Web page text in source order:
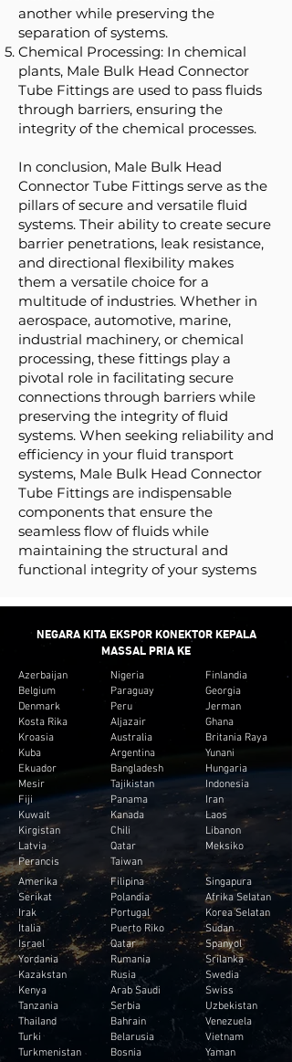
another while preserving the
separation of systems.
Chemical Processing: In chemical
plants, Male Bulk Head Connector
Tube Fittings are used to pass fluids
through barriers, ensuring the
integrity of the chemical processes.
In conclusion, Male Bulk Head
Connector Tube Fittings serve as the
pillars of secure and versatile fluid
systems. Their ability to create secure
barrier penetrations, leak resistance,
and directional flexibility makes
them a versatile choice for a
multitude of industries. Whether in
aerospace, automotive, marine,
industrial machinery, or chemical
processing, these fittings play a
pivotal role in facilitating secure
connections through barriers while
preserving the integrity of fluid
systems. When seeking reliability and
efficiency in your fluid transport
systems, Male Bulk Head Connector
Tube Fittings are indispensable
components that ensure the
seamless flow of fluids while
maintaining the structural and
functional integrity of your systems
NEGARA KITA EKSPOR KONEKTOR KEPALA
MASSAL PRIA KE
Azerbaijan
Belgium
Denmark
Kosta Rika
Kroasia
Kuba
Ekuador
Mesir
Fiji
Kuwait
Kirgistan
Latvia
Perancis
Amerika
Serikat
Irak
Italia
Israel
Yordania
Kazakstan
Kenya
Tanzania
Thailand
Turki
Turkmenistan
Nigeria
Paraguay
Peru
Aljazair
Australia
Argentina
Bangladesh
Tajikistan
Panama
Kanada
Chili
Qatar
Taiwan
Filipina
Polandia
Portugal
Puerto Riko
Qatar
Rumania
Rusia
Arab Saudi
Serbia
Bahrain
Belarusia
Bosnia
Finlandia
Georgia
Jerman
Ghana
Britania Raya
Yunani
Hungaria
Indonesia
Iran
Laos
Libanon
Meksiko
Singapura
Afrika Selatan
Korea Selatan
Sudan
Spanyol
Srilanka
Swedia
Swiss
Uzbekistan
Venezuela
Vietnam
Yaman